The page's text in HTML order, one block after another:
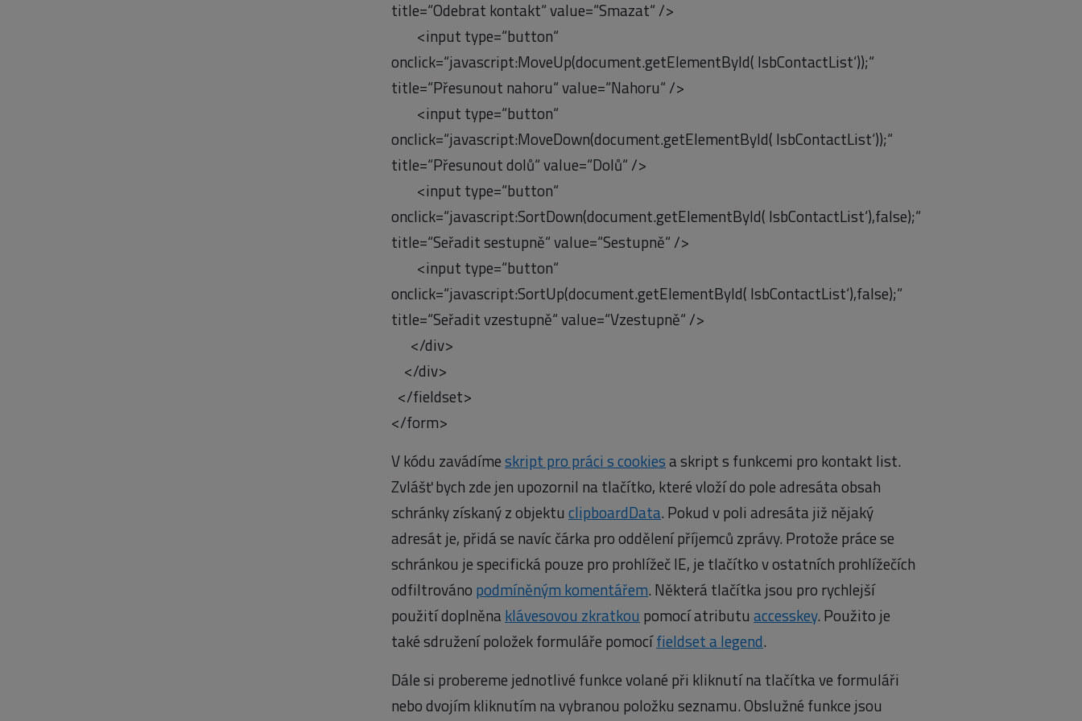
title=“Odebrat kontakt“ value=“Smazat“ />
<input type=“button“
onclick=“javascript:MoveUp(document.getElementById(‚lsbContactList‘));“
title=“Přesunout nahoru“ value=“Nahoru“ />
<input type=“button“
onclick=“javascript:MoveDown(document.getElementById(‚lsbContactList‘));“
title=“Přesunout dolů“ value=“Dolů“ />
<input type=“button“
onclick=“javascript:SortDown(document.getElementById(‚lsbContactList‘),false);“
title=“Seřadit sestupně“ value=“Sestupně“ />
<input type=“button“
onclick=“javascript:SortUp(document.getElementById(‚lsbContactList‘),false);“
title=“Seřadit vzestupně“ value=“Vzestupně“ />
</div>
</div>
</fieldset>
</form>
V kódu zavádímeskript pro práci s cookiesa skript s funkcemi pro kontakt list.
Zvlášť bych zde jen upozornil na tlačítko, které vloží do pole adresáta obsah
schránky získaný z objektu clipboardData. Pokud v poli adresáta již nějaký
adresát je, přidá se navíc čárka pro oddělení příjemců zprávy. Protože práce se
schránkou je specifická pouze pro prohlížeč IE, je tlačítko v ostatních prohlížečích
odfiltrováno podmíněným komentářem. Některá tlačítka jsou pro rychlejší
použití doplněna klávesovou zkratkou pomocí atributu accesskey. Použito je
také sdružení položek formuláře pomocífieldset a legend.
Dále si probereme jednotlivé funkce volané při kliknutí na tlačítka ve formuláři
nebo dvojím kliknutím na vybranou položku seznamu. Obslužné funkce jsou